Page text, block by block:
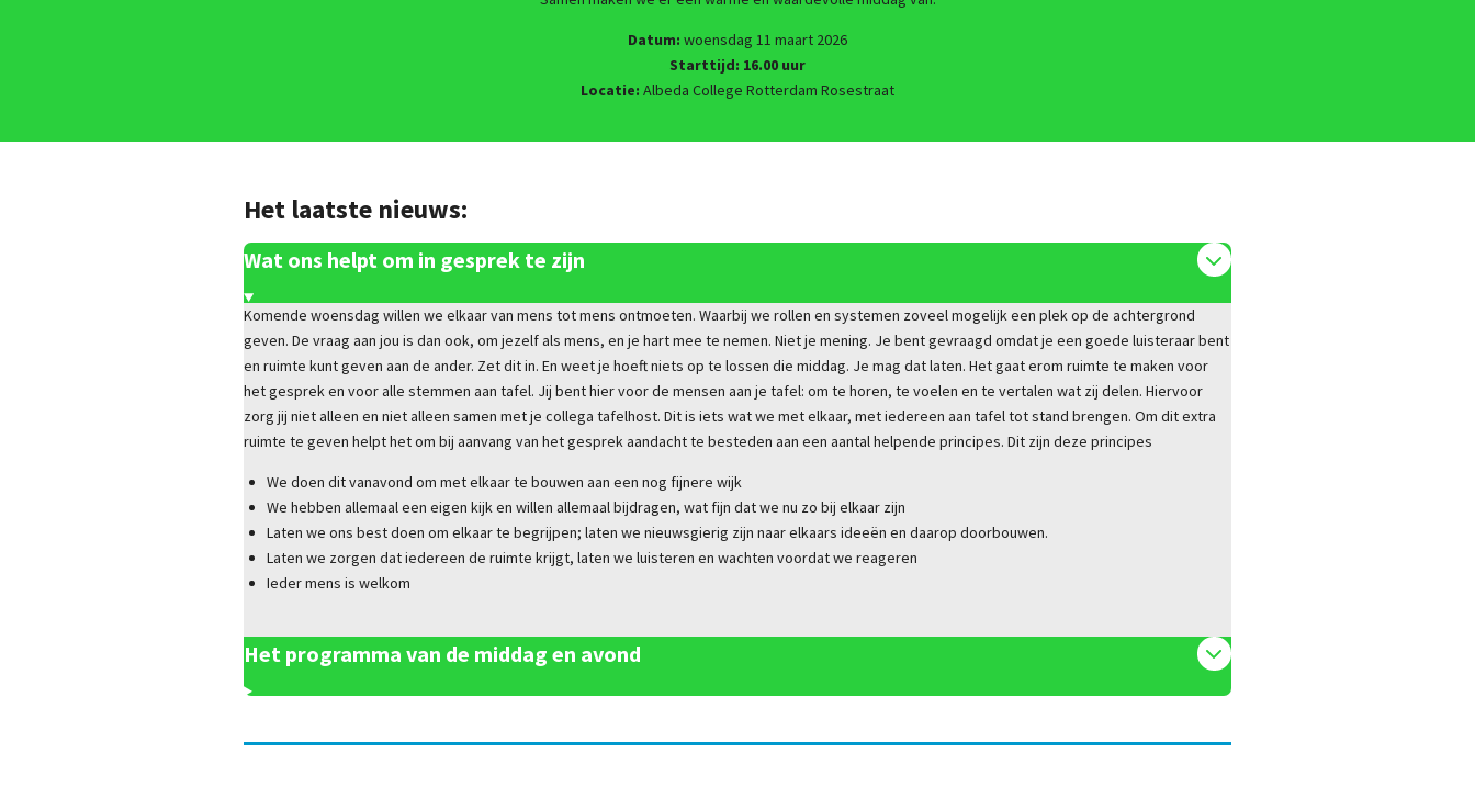
Datum: woensdag 11 maart 2026
Starttijd: 16.00 uur
Locatie: Albeda College Rotterdam Rosestraat
Het laatste nieuws:
Wat ons helpt om in gesprek te zijn
Komende woensdag willen we elkaar van mens tot mens ontmoeten. Waarbij we rollen en systemen zoveel mogelijk een plek op de achtergrond
geven. De vraag aan jou is dan ook, om jezelf als mens, en je hart mee te nemen. Niet je mening. Je bent gevraagd omdat je een goede luisteraar bent
en ruimte kunt geven aan de ander. Zet dit in. En weet je hoeft niets op te lossen die middag. Je mag dat laten. Het gaat erom ruimte te maken voor
het gesprek en voor alle stemmen aan tafel. Jij bent hier voor de mensen aan je tafel: om te horen, te voelen en te vertalen wat zij delen. Hiervoor
zorg jij niet alleen en niet alleen samen met je collega tafelhost. Dit is iets wat we met elkaar, met iedereen aan tafel tot stand brengen. Om dit extra
ruimte te geven helpt het om bij aanvang van het gesprek aandacht te besteden aan een aantal helpende principes. Dit zijn deze principes
We doen dit vanavond om met elkaar te bouwen aan een nog fijnere wijk
We hebben allemaal een eigen kijk en willen allemaal bijdragen, wat fijn dat we nu zo bij elkaar zijn
Laten we ons best doen om elkaar te begrijpen; laten we nieuwsgierig zijn naar elkaars ideeën en daarop doorbouwen.
Laten we zorgen dat iedereen de ruimte krijgt, laten we luisteren en wachten voordat we reageren
Ieder mens is welkom
Het programma van de middag en avond